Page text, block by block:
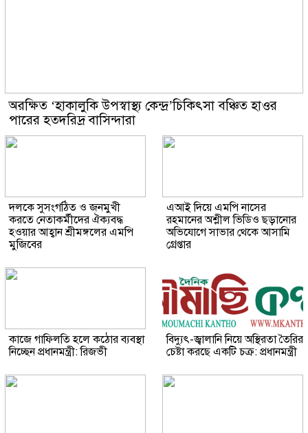
অরক্ষিত ‘হাকালুকি উপস্বাস্থ্য কেন্দ্র’চিকিৎসা বঞ্চিত হাওর
পারের হতদরিদ্র বাসিন্দারা
দলকে সুসংগঠিত ও জনমুখী
করতে নেতাকর্মীদের ঐক্যবদ্ধ
হওয়ার আহ্বান শ্রীমঙ্গলের এমপি
মুজিবের
এআই দিয়ে এমপি নাসের
রহমানের অশ্লীল ভিডিও ছড়ানোর
অভিযোগে সাভার থেকে আসামি
গ্রেপ্তার
কাজে গাফিলতি হলে কঠোর ব্যবস্থা
নিচ্ছেন প্রধানমন্ত্রী: রিজভী
বিদ্যুৎ-জ্বালানি নিয়ে অস্থিরতা তৈরির
চেষ্টা করছে একটি চক্র: প্রধানমন্ত্রী